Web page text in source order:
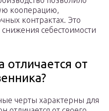
кооперацию,
контрактах. Это
себестоимости
от
черты характерны для